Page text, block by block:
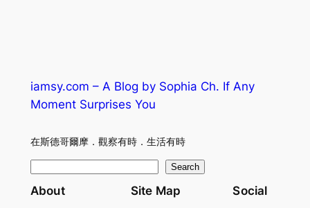
iamsy.com – A Blog by Sophia Ch. If Any
Moment Surprises You
在斯德哥爾摩．觀察有時．生活有時
e
Search
About Site Map Social